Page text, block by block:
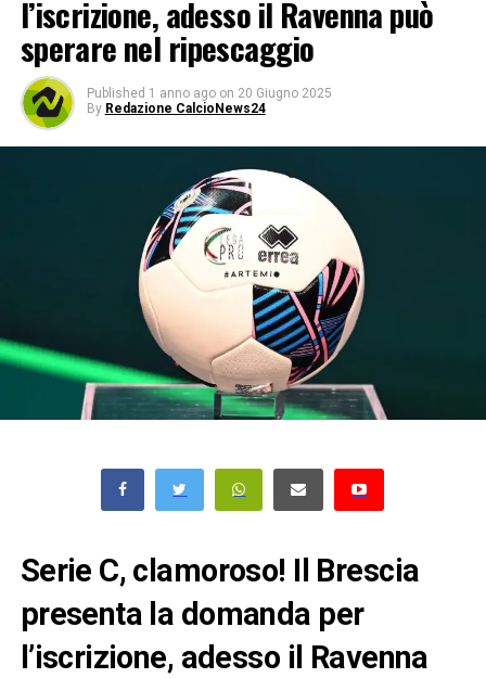
l’iscrizione, adesso il Ravenna può
sperare nel ripescaggio
Published 1 anno ago on 20 Giugno 2025
By Redazione CalcioNews24
Serie C, clamoroso! Il Brescia
presenta la domanda per
l’iscrizione, adesso il Ravenna